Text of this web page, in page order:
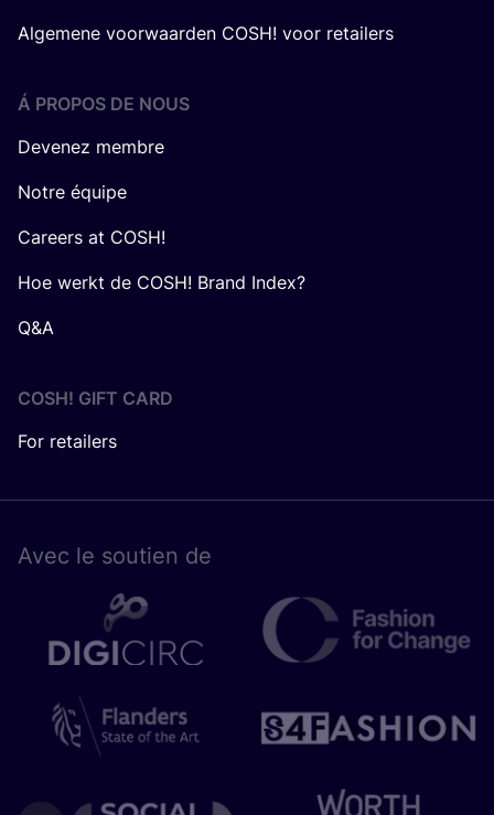
Algemene voorwaarden COSH! voor retailers
Á PROPOS DE NOUS
Devenez membre
Notre équipe
Careers at COSH!
Hoe werkt de COSH! Brand Index?
Q&A
COSH! GIFT CARD
For retailers
Avec le sou­tien de